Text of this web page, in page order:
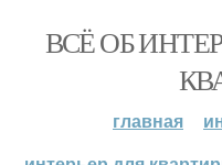
ВСЁ ОБ
главная